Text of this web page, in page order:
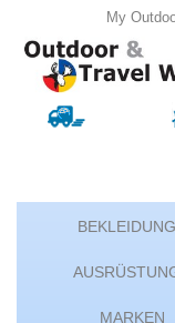
My
BEKLEIDUNG
MARKEN